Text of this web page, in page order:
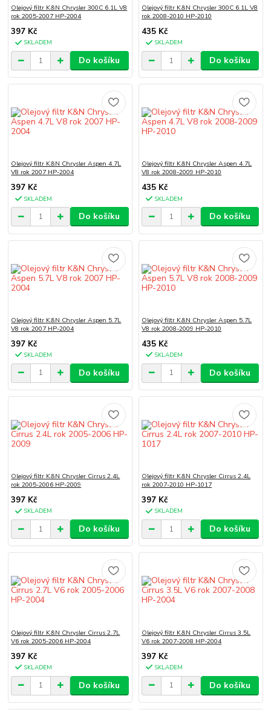
Olejový filtr K&N Chrysler 300C 6.1L V8
rok 2005-2007 HP-2004
397 Kč
SKLADEM
Do košíku
Olejový filtr K&N Chrysler 300C 6.1L V8
rok 2008-2010 HP-2010
435 Kč
SKLADEM
Do košíku
Olejový filtr K&N Chrysler Aspen 4.7L
V8 rok 2007 HP-2004
397 Kč
SKLADEM
Do košíku
Olejový filtr K&N Chrysler Aspen 4.7L
V8 rok 2008-2009 HP-2010
435 Kč
SKLADEM
Do košíku
Olejový filtr K&N Chrysler Aspen 5.7L
V8 rok 2007 HP-2004
397 Kč
SKLADEM
Do košíku
Olejový filtr K&N Chrysler Aspen 5.7L
V8 rok 2008-2009 HP-2010
435 Kč
SKLADEM
Do košíku
Olejový filtr K&N Chrysler Cirrus 2.4L
rok 2005-2006 HP-2009
397 Kč
SKLADEM
Do košíku
Olejový filtr K&N Chrysler Cirrus 2.4L
rok 2007-2010 HP-1017
397 Kč
SKLADEM
Do košíku
Olejový filtr K&N Chrysler Cirrus 2.7L
V6 rok 2005-2006 HP-2004
397 Kč
SKLADEM
Do košíku
Olejový filtr K&N Chrysler Cirrus 3.5L
V6 rok 2007-2008 HP-2004
397 Kč
SKLADEM
Do košíku